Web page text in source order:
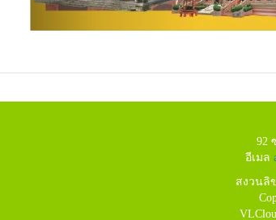
92
อีเมล
สงวนลิ